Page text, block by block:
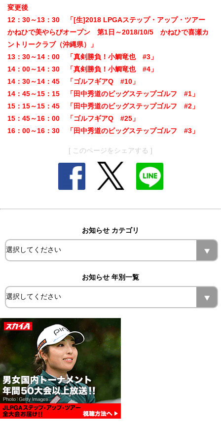
変更後
12：30～13：30 「[生]2018 LPGAステップ・アップ・ツアー
かねひで美やらびオープン 第1日～2018/10/5 かねひで喜瀬カ
ントリークラブ（沖縄県）」
13：30～14：00 「真剣勝負！小鯛竜也 #3」
14：00～14：30 「真剣勝負！小鯛竜也 #4」
14：30～14：45 「ゴルフギアQ #10」
14：45～15：15 「田中秀道のビッグステップゴルフ #1」
15：15～15：45 「田中秀道のビッグステップゴルフ #2」
15：45～16：00 「ゴルフギアQ #25」
16：00～16：30 「田中秀道のビッグステップゴルフ #3」
[ このページをシェアする ]
お知らせ カテゴリ
お知らせ 年別一覧